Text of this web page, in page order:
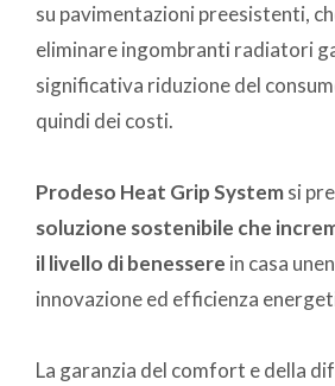
su pavimentazioni preesistenti,
eliminare ingombranti radiatori
significativa riduzione del
quindi dei costi.
Prodeso Heat Grip Systemsi
soluzione sostenibile che
il livello di benessere in casa
innovazione ed efficienza
La garanzia del comfort e della